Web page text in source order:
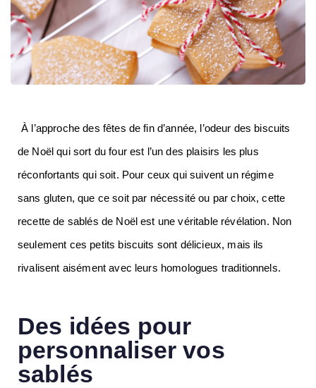
À l’approche des fêtes de fin d’année, l’odeur des biscuits
de Noël qui sort du four est l’un des plaisirs les plus
réconfortants qui soit. Pour ceux qui suivent un régime
sans gluten, que ce soit par nécessité ou par choix, cette
recette de sablés de Noël est une véritable révélation. Non
seulement ces petits biscuits sont délicieux, mais ils
rivalisent aisément avec leurs homologues traditionnels.
Des idées pour
personnaliser vos
sablés